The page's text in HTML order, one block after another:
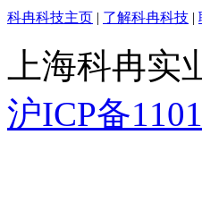
科冉科技主页 | 了解科冉科技 |
上海科冉
沪ICP备